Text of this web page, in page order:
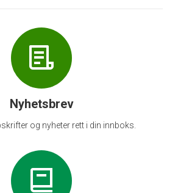
Nyhetsbrev
og nyheter rett i din innboks.